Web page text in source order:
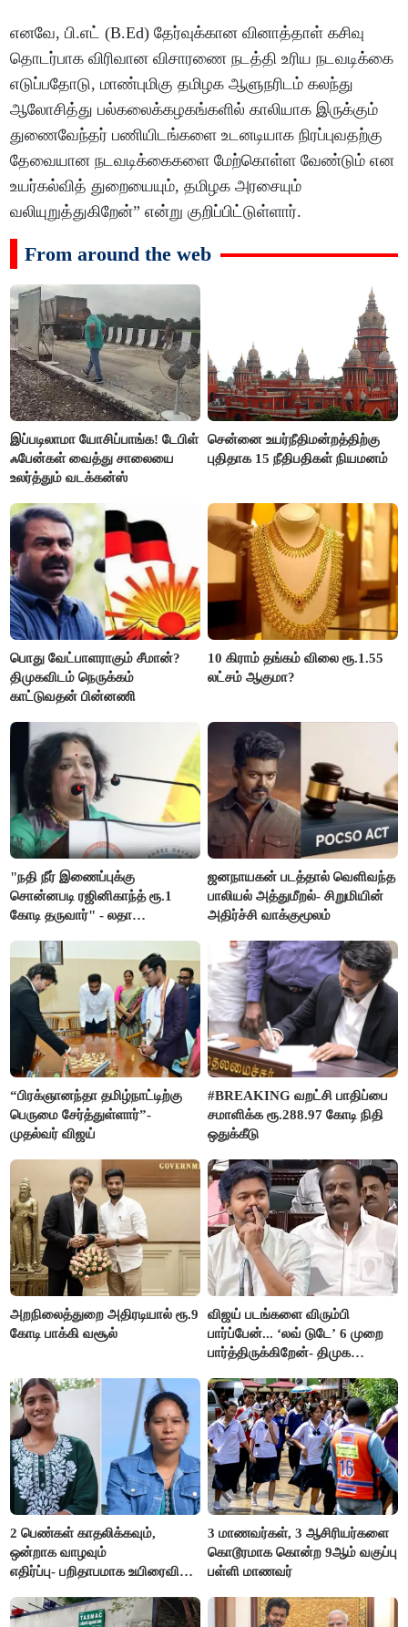
எனவே, பி.எட் (B.Ed) தேர்வுக்கான வினாத்தாள் கசிவு
தொடர்பாக விரிவான விசாரணை நடத்தி உரிய நடவடிக்கை
எடுப்பதோடு, மாண்புமிகு தமிழக ஆளுநரிடம் கலந்து
ஆலோசித்து பல்கலைக்கழகங்களில் காலியாக இருக்கும்
துணைவேந்தர் பணியிடங்களை உடனடியாக நிரப்புவதற்கு
தேவையான நடவடிக்கைகளை மேற்கொள்ள வேண்டும் என
உயர்கல்வித் துறையையும், தமிழக அரசையும்
வலியுறுத்துகிறேன்” என்று குறிப்பிட்டுள்ளார்.
From around the web
இப்படிலாமா யோசிப்பாங்க! டேபிள்
ஃபேன்கள் வைத்து சாலையை
உலர்த்தும் வடக்கன்ஸ்
சென்னை உயர்நீதிமன்றத்திற்கு
புதிதாக 15 நீதிபதிகள் நியமனம்
பொது வேட்பாளராகும் சீமான்?
திமுகவிடம் நெருக்கம்
காட்டுவதன் பின்னணி
10 கிராம் தங்கம் விலை ரூ.1.55
லட்சம் ஆகுமா?
"நதி நீர் இணைப்புக்கு
சொன்னபடி ரஜினிகாந்த் ரூ.1
கோடி தருவார்" - லதா
ஜனநாயகன் படத்தால் வெளிவந்த
பாலியல் அத்துமீறல்- சிறுமியின்
அதிர்ச்சி வாக்குமூலம்
“பிரக்ஞானந்தா தமிழ்நாட்டிற்கு
பெருமை சேர்த்துள்ளார்”-
முதல்வர் விஜய்
#BREAKING வறட்சி பாதிப்பை
சமாளிக்க ரூ.288.97 கோடி நிதி
ஒதுக்கீடு
அறநிலைத்துறை அதிரடியால் ரூ.9
கோடி பாக்கி வசூல்
விஜய் படங்களை விரும்பி
பார்ப்பேன்... ‘லவ் டுடே’ 6 முறை
பார்த்திருக்கிறேன்- திமுக
2 பெண்கள் காதலிக்கவும்,
ஒன்றாக வாழவும்
எதிர்ப்பு- பறிதாபமாக உயிரைவிட்ட
3 மாணவர்கள், 3 ஆசிரியர்களை
கொடூரமாக கொன்ற 9ஆம் வகுப்பு
பள்ளி மாணவர்